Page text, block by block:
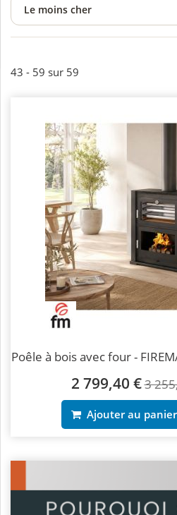
43 - 59 sur 59
Poêle à bois avec four -
2 799,40 €3
Ajouter au panier